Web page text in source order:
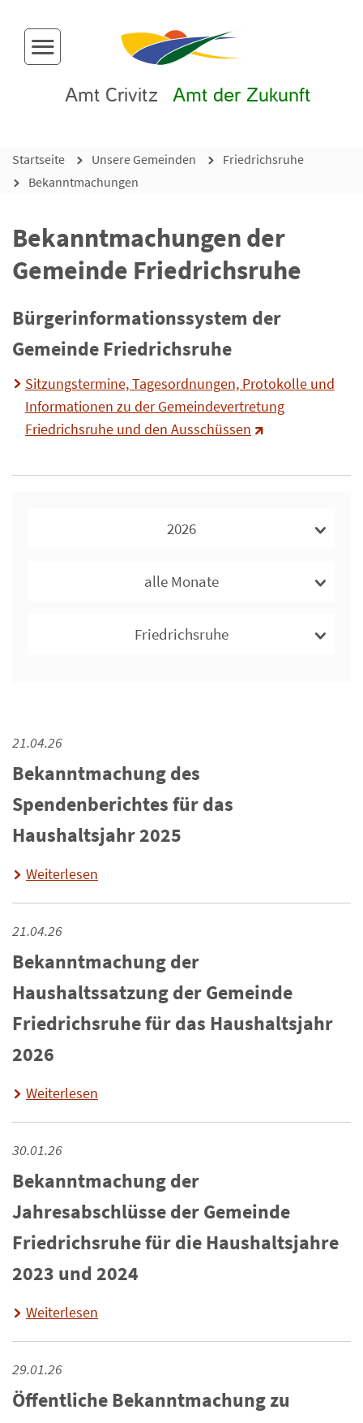
Menü-Button
Amt Crivitz Amt der Zukunft
Startseite Unsere Gemeinden
Friedrichsruhe
Bekanntmachungen
Bekanntmachungen der
Gemeinde Friedrichsruhe
Bürgerinformationssystem der
Gemeinde Friedrichsruhe
Sitzungstermine, Tagesordnungen, Protokolle und
Informationen zu der Gemeindevertretung
Friedrichsruhe und den Ausschüssen
2026
alle Monate
Friedrichsruhe
21.04.26
Bekanntmachung des
Spendenberichtes für das
Haushaltsjahr 2025
Weiterlesen
21.04.26
Bekanntmachung der
Haushaltssatzung der Gemeinde
Friedrichsruhe für das Haushaltsjahr
2026
Weiterlesen
30.01.26
Bekanntmachung der
Jahresabschlüsse der Gemeinde
Friedrichsruhe für die Haushaltsjahre
2023 und 2024
Weiterlesen
29.01.26
Öffentliche Bekanntmachung zu